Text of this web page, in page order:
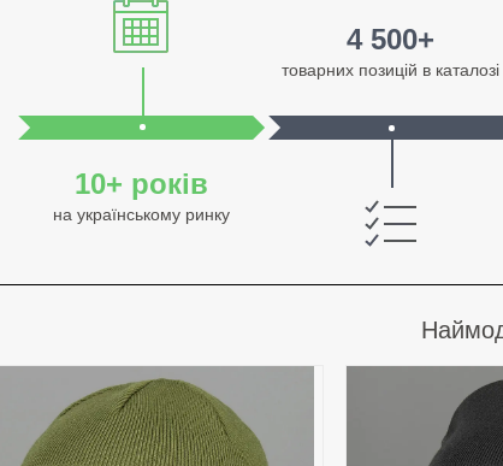
10+ років
на українському ринку
4 500+
товарних позицій в каталозі